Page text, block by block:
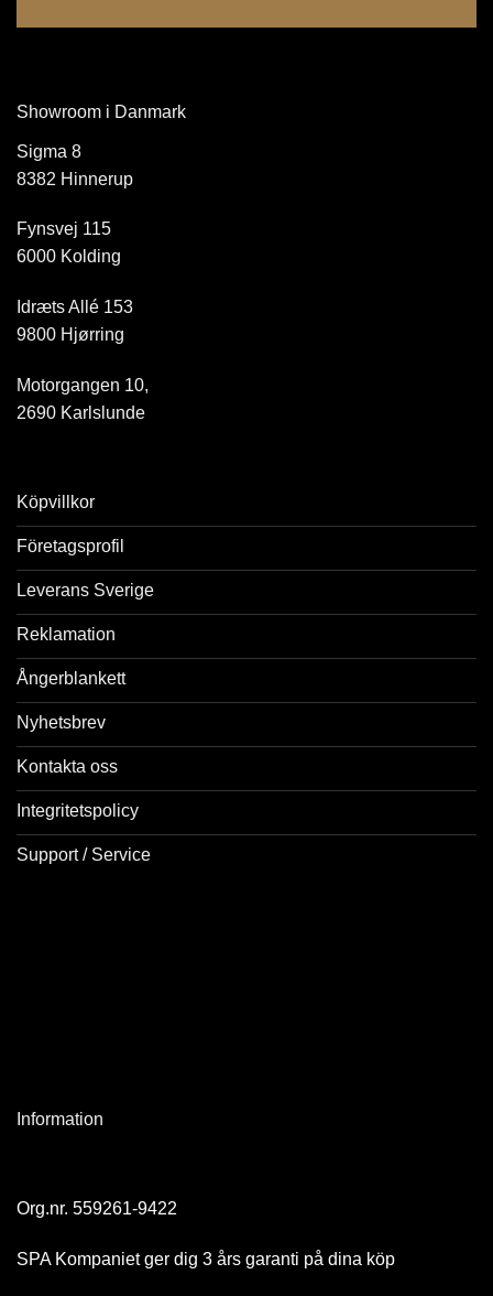
Showroom i Danmark
Sigma 8
8382 Hinnerup
Fynsvej 115
6000 Kolding
Idræts Allé 153
9800 Hjørring
Motorgangen 10,
2690 Karlslunde
Köpvillkor
Företagsprofil
Leverans Sverige
Reklamation
Ångerblankett
Nyhetsbrev
Kontakta oss
Integritetspolicy
Support / Service
Information
Org.nr. 559261-9422
SPA Kompaniet ger dig 3 års garanti på dina köp